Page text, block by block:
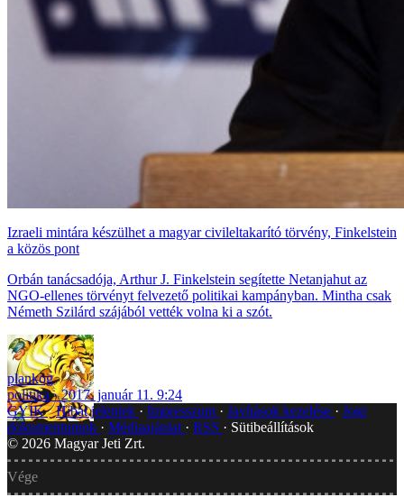
Izraeli mintára készülhet a magyar civileltakarító törvény, Finkelstein
a közös pont
Orbán tanácsadója, Arthur J. Finkelstein segítette Netanjahut az
NGO-ellenes törvényt felvezető politikai kampányban. Mintha csak
Németh Szilárd szájából vették volna ki a szót.
plankog
politika
2017. január 11. 9:24
GYIK Hibát jelentek Impresszum Javítások kezelése
Jogi
dokumentumok
Médiaajánlat RSS
Sütibeállítások
© 2026 Magyar Jeti Zrt.
Vége